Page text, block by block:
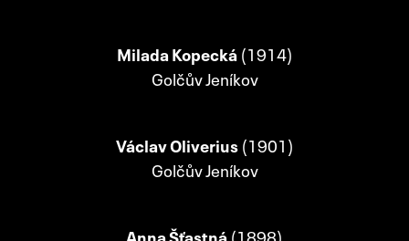
Milada Kopecká (1914)
Golčův Jeníkov
Václav Oliverius (1901)
Golčův Jeníkov
Anna Šťastná(1898)